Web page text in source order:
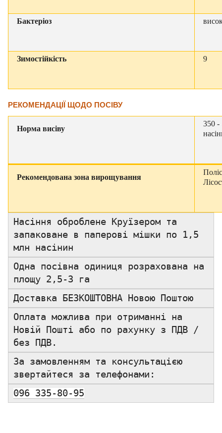
Бактеріоз
Зимостійкість 9
РЕКОМЕНДАЦІЇ ЩОДО ПОСІВУ
Норма висіву
350 -
Рекомендована зона вирощування
Насіння оброблене Круїзером та
запаковане в паперові мішки по 1,5
млн насінин
Одна посівна одиниця розрахована на
площу 2,5-3 га
Доставка БЕЗКОШТОВНА Новою Поштою
Оплата можлива при отриманні на
Новій Пошті або по рахунку з ПДВ /
без ПДВ.
За замовленням та консультацією
звертайтеся за телефонами:
096 335-80-95